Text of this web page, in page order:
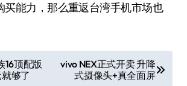
买能力，那么重返台湾手机市场也
16顶配版
够了
vivo NEX正式开卖 升降
式摄像头+真全面屏